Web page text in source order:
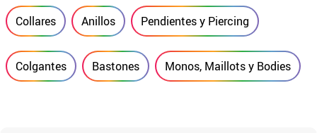
Collares Anillos Pendientes y Piercing
Colgantes Bastones Monos, Maillots y Bodies